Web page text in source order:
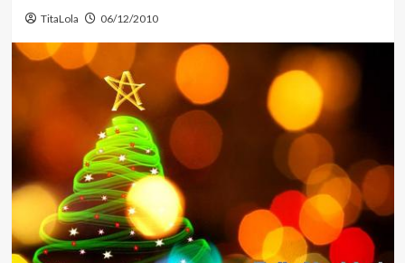
TitaLola 06/12/2010